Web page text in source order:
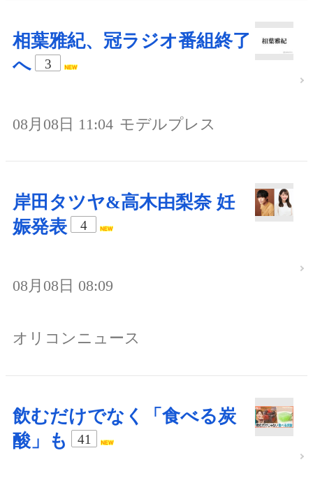
相葉雅紀、冠ラジオ番組終了
へ
3
08月08日 11:04 モデルプレス
岸田タツヤ&高木由梨奈 妊
娠発表
4
08月08日 08:09
オリコンニュース
飲むだけでなく「食べる炭
酸」も
41